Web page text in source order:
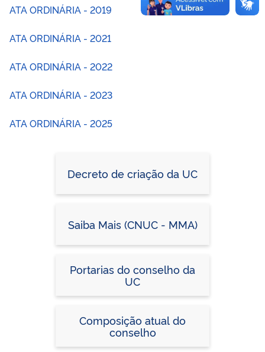
ATA ORDINÁRIA - 2019
ATA ORDINÁRIA - 2021
ATA ORDINÁRIA - 2022
ATA ORDINÁRIA - 2023
ATA ORDINÁRIA - 2025
Decreto de criação da UC
Saiba Mais (CNUC - MMA)
Portarias do conselho da
UC
Composição atual do
conselho